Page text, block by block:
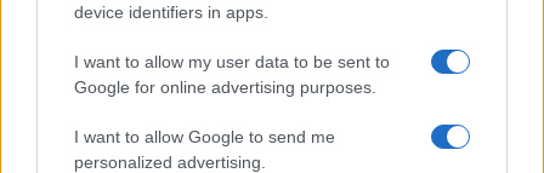
device identifiers in apps.
I want to allow my user data to be sent to
Google for online advertising purposes.
I want to allow Google to send me
personalized advertising.
Continua a leggere